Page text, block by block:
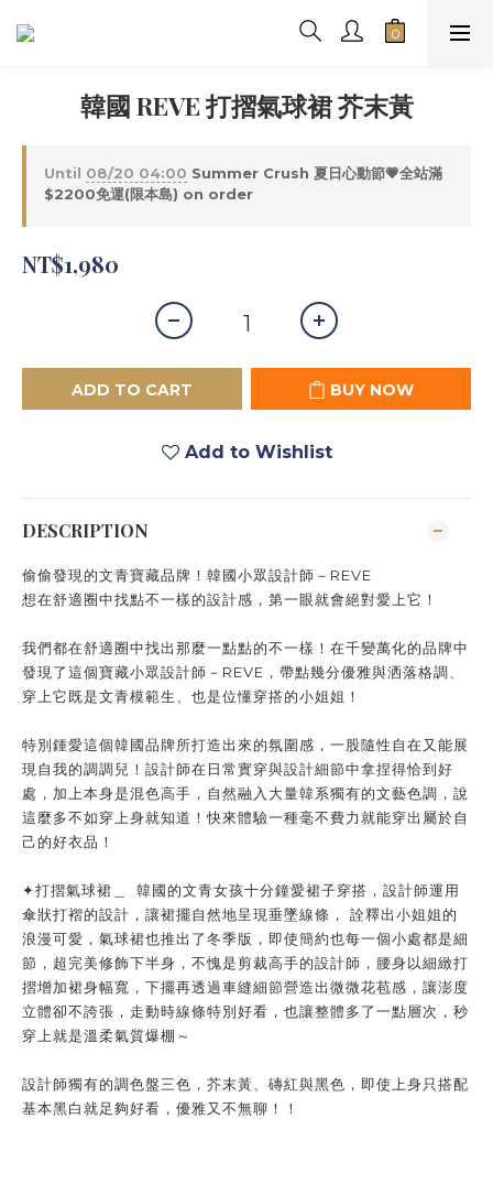
韓國 REVE 打摺氣球裙 芥末黃
Until 08/20 04:00 Summer Crush 夏日心動節💗全站滿
$2200免運(限本島) on order
NT$1,980
ADD TO CART BUY NOW
Add to Wishlist
DESCRIPTION
偷偷發現的文青寶藏品牌！韓國小眾設計師－REVE
想在舒適圈中找點不一樣的設計感，第一眼就會絕對愛上它！
我們都在舒適圈中找出那麼一點點的不一樣！在千變萬化的品牌中
發現了這個寶藏小眾設計師－REVE，帶點幾分優雅與洒落格調、
穿上它既是文青模範生、也是位懂穿搭的小姐姐！
特別鍾愛這個韓國品牌所打造出來的氛圍感，一股隨性自在又能展
現自我的調調兒！設計師在日常實穿與設計細節中拿捏得恰到好
處，加上本身是混色高手，自然融入大量韓系獨有的文藝色調，說
這麼多不如穿上身就知道！快來體驗一種毫不費力就能穿出屬於自
己的好衣品！
✦打摺氣球裙＿ 韓國的文青女孩十分鐘愛裙子穿搭，設計師運用
傘狀打褶的設計，讓裙擺自然地呈現垂墜線條， 詮釋出小姐姐的
浪漫可愛，氣球裙也推出了冬季版，即使簡約也每一個小處都是細
節，超完美修飾下半身，不愧是剪裁高手的設計師，腰身以細緻打
摺增加裙身幅寬，下擺再透過車縫細節營造出微微花苞感，讓澎度
立體卻不誇張，走動時線條特別好看，也讓整體多了一點層次，秒
穿上就是溫柔氣質爆棚～
設計師獨有的調色盤三色，芥末黃、磚紅與黑色，即使上身只搭配
基本黑白就足夠好看，優雅又不無聊！！